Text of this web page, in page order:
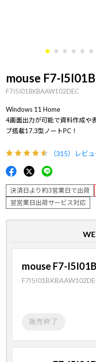
mouse F7-
F7I5I01BKBAAW102DEC
Windows 11 Home
4画面出力が可能で資料作成や
ブ搭載17.3型ノートPC！
（315） レビ
決済日より約3営業日で出荷
翌営業日出荷サービス対応
mouse F7-
販売終了